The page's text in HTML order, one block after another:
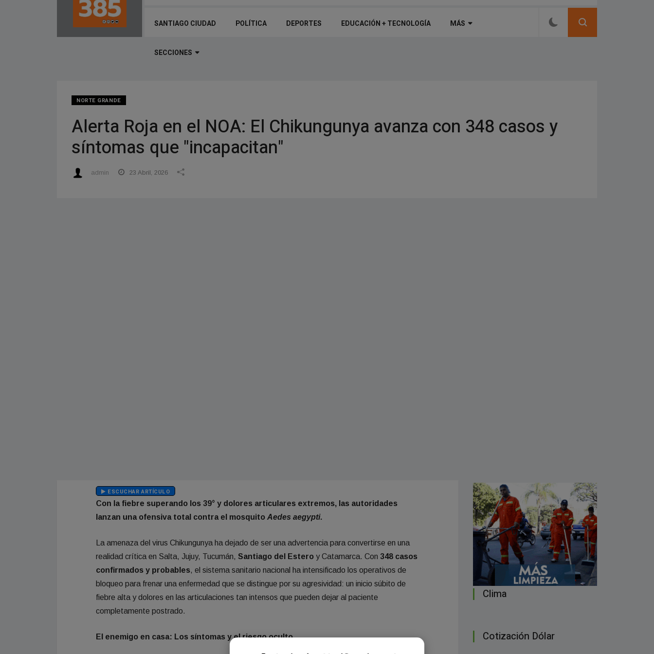
SANTIAGO CIUDAD POLÍTICA DEPORTES EDUCACIÓN + TECNOLOGÍ­A MÁS
SECCIONES
NORTE GRANDE
Alerta Roja en el NOA: El Chikungunya avanza con 348 casos y
síntomas que "incapacitan"
admin 23 Abril, 2026
ESCUCHAR ARTÍCULO
Con la fiebre superando los 39° y dolores articulares extremos, las autoridades
lanzan una ofensiva total contra el mosquito Aedes aegypti.
La amenaza del virus Chikungunya ha dejado de ser una advertencia para convertirse en una
realidad crítica en Salta, Jujuy, Tucumán, Santiago del Estero y Catamarca. Con 348 casos
confirmados y probables, el sistema sanitario nacional ha intensificado los operativos de
bloqueo para frenar una enfermedad que se distingue por su agresividad: un inicio súbito de
fiebre alta y dolores en las articulaciones tan intensos que pueden dejar al paciente
completamente postrado.
El enemigo en casa: Los síntomas y el riesgo oculto
Clima
Cotización Dólar